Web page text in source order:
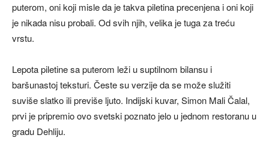
puterom, oni koji misle da je takva piletina precenjena i oni koji
je nikada nisu probali. Od svih njih, velika je tuga za treću
vrstu.
Lepota piletine sa puterom leži u suptilnom bilansu i
baršunastoj teksturi. Česte su verzije da se može služiti
suviše slatko ili previše ljuto. Indijski kuvar, Simon Mali Čalal,
prvi je pripremio ovo svetski poznato jelo u jednom restoranu u
gradu Dehliju.